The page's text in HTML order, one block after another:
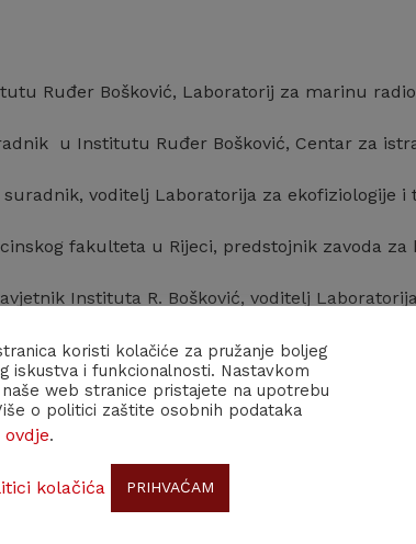
Ruđer Bošković, Laboratorij za marinu
u Institutu Ruđer Bošković, Centar za
suradnik, voditelj Laboratorija za ekofiziologije i
fakulteta u Rijeci, predstojnik zavoda za
Instituta R. Bošković, voditelj Laboratorija
Ruđer Bošković
u Njemačkoj (Biol. Anstalt Helgoland,
gostujući profesor
koristi kolačiće za pružanje boljeg
iskustva i funkcionalnosti. Nastavkom
web stranice pristajete na upotrebu
o politici zaštite osobnih podataka
.
kolačića PRIHVAĆAM